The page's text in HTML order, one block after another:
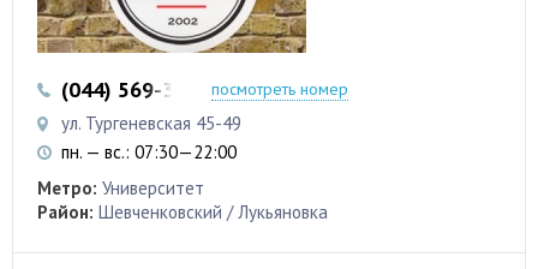
(044) 569-32-97 (044) 569-32-98
посмотреть номер
ул. Тургеневская 45-49
пн. — вс.: 07:30—22:00
Метро: Университет
Район: Шевченковский / Лукьяновка